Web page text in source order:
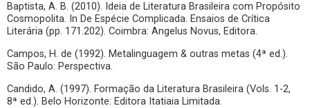
Baptista, A. B. (2010). Ideia de Literatura Brasileira com Propósito
Cosmopolita. In De Espécie Complicada. Ensaios de Crítica
Literária (pp. 171.202). Coimbra: Angelus Novus, Editora.
Campos, H. de (1992). Metalinguagem & outras metas (4ª ed.).
São Paulo: Perspectiva.
Candido, A. (1997). Formação da Literatura Brasileira (Vols. 1-2,
8ª ed.). Belo Horizonte: Editora Itatiaia Limitada.